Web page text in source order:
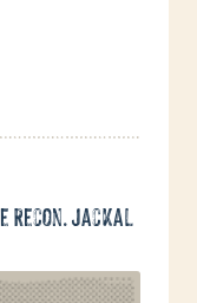
recon. Jackal
Ce